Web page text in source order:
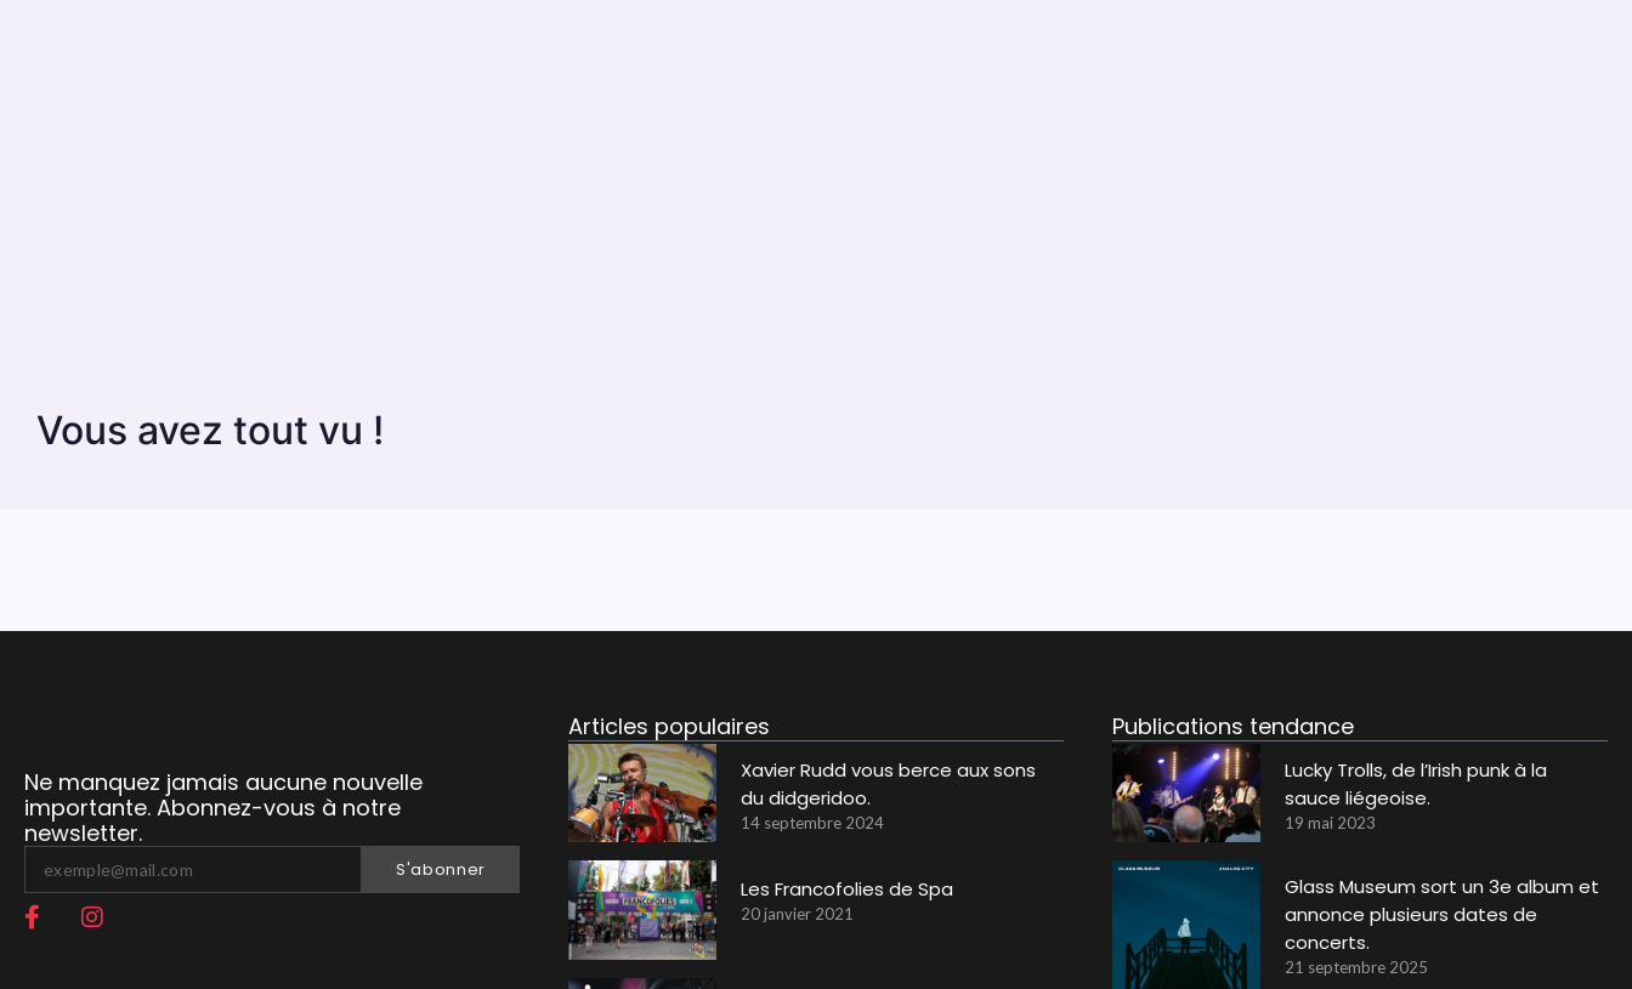
Vous avez tout vu !
Ne manquez jamais aucune nouvelle
importante. Abonnez-vous à notre
newsletter.
S'abonner
Articles populaires
Xavier Rudd vous berce aux sons
du didgeridoo.
14 septembre 2024
Les Francofolies de Spa
20 janvier 2021
Publications tendance
Lucky Trolls, de l’Irish punk à la
sauce liégeoise.
19 mai 2023
Glass Museum sort un 3e album et
annonce plusieurs dates de
concerts.
21 septembre 2025